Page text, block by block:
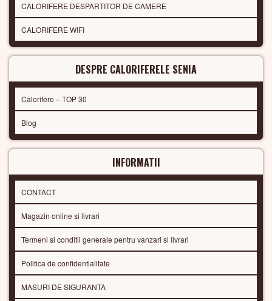
CALORIFERE DESPARTITOR DE CAMERE
CALORIFERE WIFI
DESPRE CALORIFERELE SENIA
Calorifere – TOP 30
Blog
INFORMATII
CONTACT
Magazin online si livrari
Termeni si conditii generale pentru vanzari si livrari
Politica de confidentialitate
MASURI DE SIGURANTA